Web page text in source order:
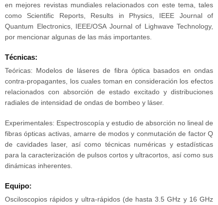
en mejores revistas mundiales relacionados con este tema, tales
como Scientific Reports, Results in Physics, IEEE Journal of
Quantum Electronics, IEEE/OSA Journal of Lighwave Technology,
por mencionar algunas de las más importantes.
Técnicas:
Teóricas: Modelos de láseres de fibra óptica basados en ondas
contra-propagantes, los cuales toman en consideración los efectos
relacionados con absorción de estado excitado y distribuciones
radiales de intensidad de ondas de bombeo y láser.
Experimentales: Espectroscopía y estudio de absorción no lineal de
fibras ópticas activas, amarre de modos y conmutación de factor Q
de cavidades laser, así como técnicas numéricas y estadísticas
para la caracterización de pulsos cortos y ultracortos, así como sus
dinámicas inherentes.
Equipo:
Osciloscopios rápidos y ultra-rápidos (de hasta 3.5 GHz y 16 GHz